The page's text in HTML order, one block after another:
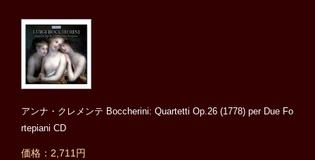
アンナ・クレメンテ Boccherini: Quartetti Op.26 (1778) per Due Fo
rtepiani CD
価格：2,711円